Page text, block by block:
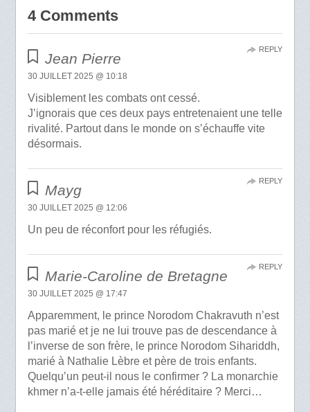
4 Comments
Jean Pierre
30 JUILLET 2025 @ 10:18
Visiblement les combats ont cessé.
J’ignorais que ces deux pays entretenaient une telle
rivalité. Partout dans le monde on s’échauffe vite
désormais.
REPLY
Mayg
30 JUILLET 2025 @ 12:06
Un peu de réconfort pour les réfugiés.
REPLY
Marie-Caroline de Bretagne
30 JUILLET 2025 @ 17:47
Apparemment, le prince Norodom Chakravuth n’est
pas marié et je ne lui trouve pas de descendance à
l’inverse de son frère, le prince Norodom Sihariddh,
marié à Nathalie Lèbre et père de trois enfants.
Quelqu’un peut-il nous le confirmer ? La monarchie
khmer n’a-t-elle jamais été héréditaire ? Merci…
REPLY